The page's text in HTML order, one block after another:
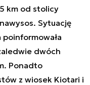
km od stolicy
Sytuację
dwóch
Ponadto
z wiosek Kiotari i